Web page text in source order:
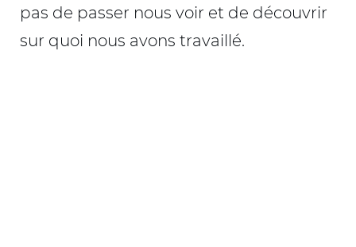
pas de passer nous voir et de découvrir
sur quoi nous avons travaillé.